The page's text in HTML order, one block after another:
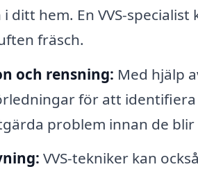
ditt hem. En VVS-
fräsch.
och rensning: Med hjälp
för att
problem innan de blir
VVS-tekniker kan